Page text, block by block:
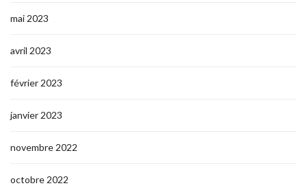
mai 2023
avril 2023
février 2023
janvier 2023
novembre 2022
octobre 2022